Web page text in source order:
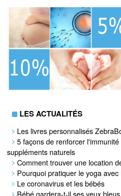
LES ACTUALITÉS
Les livres personnalisés
5 façons de renforcer
suppléments naturels
Comment trouver une location
Pourquoi pratiquer le yoga
Le coronavirus et les bébés
Bébé gardera-t-il ses yeux